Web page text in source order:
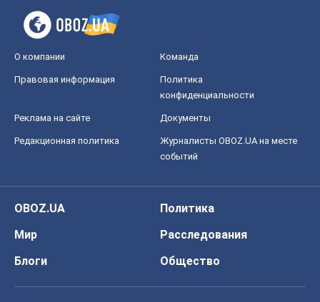
О компании Команда
Правовая информация
Политика
конфиденциальности
Реклама на сайте Документы
Редакционная политика
Журналисты OBOZ.UA на месте
событий
OBOZ.UA
Политика
Мир
Расследования
Блоги
Общество